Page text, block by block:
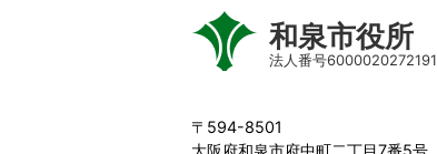
和泉市役所
法人番号6000020272191
〒594-8501